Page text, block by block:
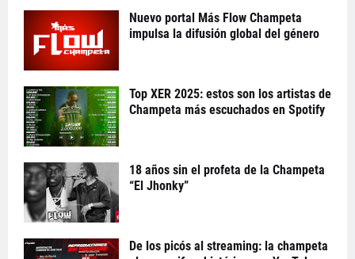
Nuevo portal Más Flow Champeta
impulsa la difusión global del género
Top XER 2025: estos son los artistas de
Champeta más escuchados en Spotify
18 años sin el profeta de la Champeta
“El Jhonky”
De los picós al streaming: la champeta